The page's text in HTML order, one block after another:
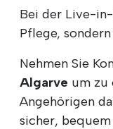
Bei der Live-
Pflege,
Nehmen Sie
Algarve um zu
Angehörigen
sicher,